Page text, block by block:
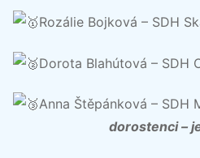
Rozálie Bojková – SDH
Dorota Blahútová – SDH
Anna Štěpánková – SDH
dorostenci –